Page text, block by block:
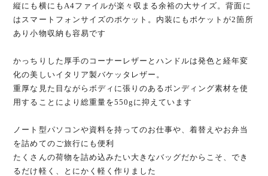
縦にも横にもA4ファイルが楽々収まる余裕の大サイズ。背面に
はスマートフォンサイズのポケット。内装にもポケットが2箇所
あり小物収納も容易です
かっちりした厚手のコーナーレザーとハンドルは発色と経年変
化の美しいイタリア製バケッタレザー。
重厚な見た目ながらボディに張りのあるボンディング素材を使
用することにより総重量を550gに抑えています
ノート型パソコンや資料を持ってのお仕事や、着替えやお弁当
を詰めてのご旅行にも便利
たくさんの荷物を詰め込みたい大きなバッグだからこそ、でき
るだけ軽く、とにかく軽く作りました